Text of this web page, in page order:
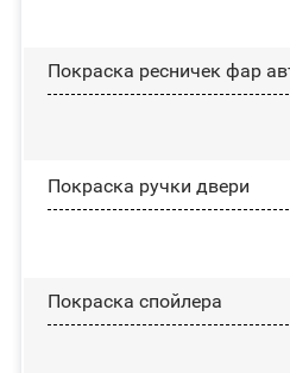
Покраска ресничек фар
Покраска ручки двери
Покраска спойлера